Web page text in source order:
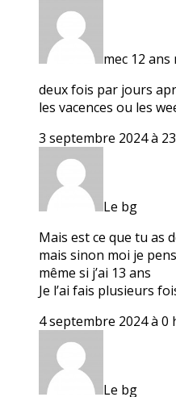
mec 12 ans
deux fois par jours
les vacences ou les
3 septembre 2024 à
Le bg
Mais est ce que tu as
mais sinon moi je
même si j’ai 13 ans
Je l’ai fais plusieurs
4 septembre 2024 à 0
Le bg